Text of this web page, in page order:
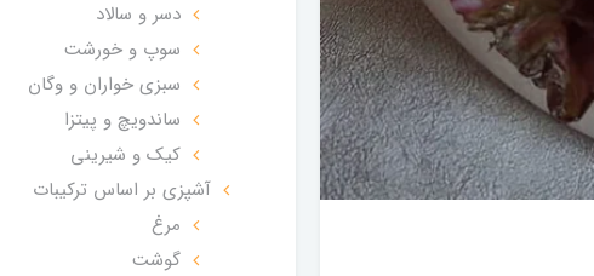
دسر و سالاد
سوپ و خورشت
سبزی خواران و وگان
ساندویچ و پیتزا
کیک و شیرینی
آشپزی بر اساس ترکیبات
مرغ
گوشت